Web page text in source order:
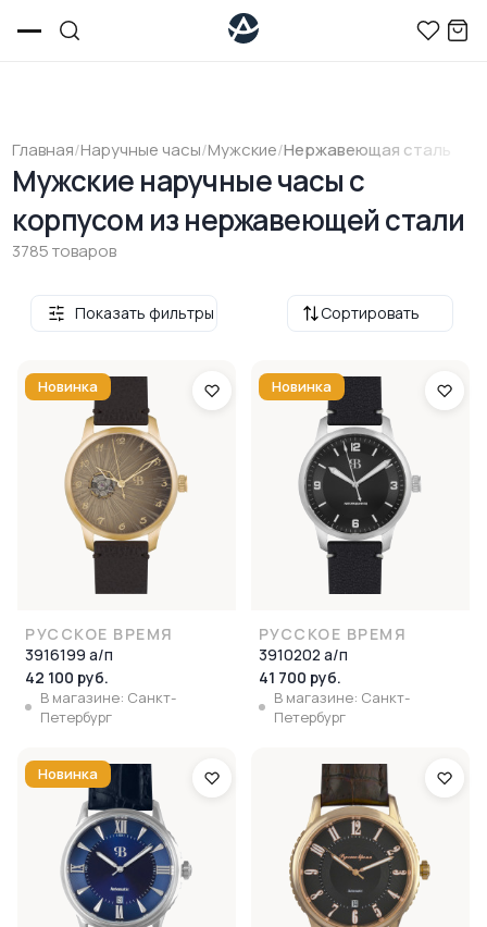
Главная/Наручные часы/Мужские/Нержавеющая сталь
Мужские наручные часы c
корпусом из нержавеющей стали
3785 товаров
Сортировать
Показать фильтры
Новинка
РУССКОЕ ВРЕМЯ
3916199 а/п
42 100 руб.
В магазине: Санкт-
Петербург
Новинка
РУССКОЕ ВРЕМЯ
3910202 а/п
41 700 руб.
В магазине: Санкт-
Петербург
Новинка